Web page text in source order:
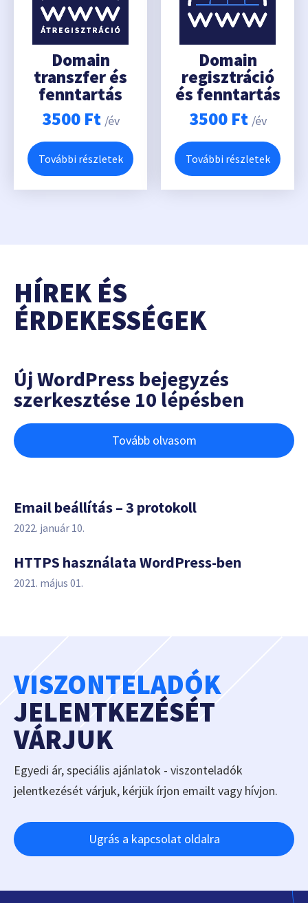
Domain
transzfer és
fenntartás
3500 Ft /év
További részletek
Domain
regisztráció
és fenntartás
3500 Ft /év
További részletek
HÍREK ÉS
ÉRDEKESSÉGEK
Új WordPress bejegyzés
szerkesztése 10 lépésben
Tovább olvasom
Email beállítás – 3 protokoll
2022. január 10.
HTTPS használata WordPress-ben
2021. május 01.
VISZONTELADÓK
JELENTKEZÉSÉT
VÁRJUK
Egyedi ár, speciális ajánlatok - viszonteladók
jelentkezését várjuk, kérjük írjon emailt vagy hívjon.
Ugrás a kapcsolat oldalra